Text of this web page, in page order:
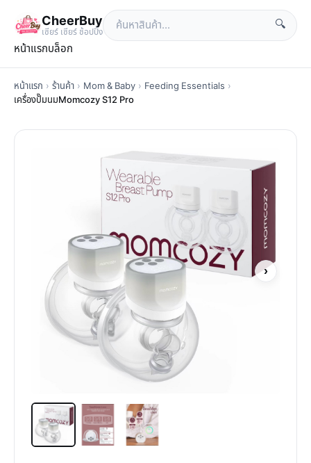
CheerBuy
เซียร์ เซียร์ ช้อปปิ้ง
🔍
หน้าแรกบล็อก
หน้าแรก › ร้านค้า › Mom & Baby › Feeding Essentials ›
เครื่องปั๊มนมMomcozy S12 Pro
›